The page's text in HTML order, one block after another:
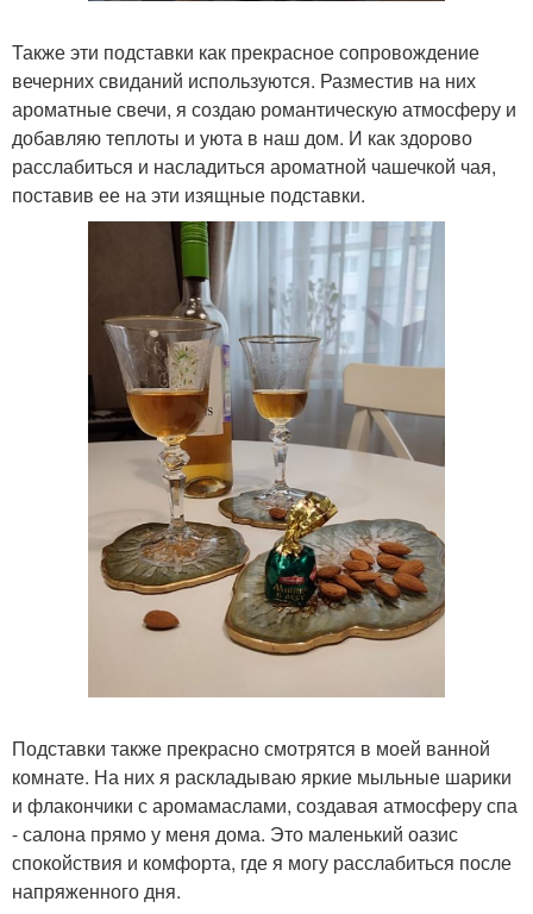
Также эти подставки как прекрасное сопровождение
вечерних свиданий используются. Разместив на них
ароматные свечи, я создаю романтическую атмосферу и
добавляю теплоты и уюта в наш дом. И как здорово
расслабиться и насладиться ароматной чашечкой чая,
поставив ее на эти изящные подставки.
Подставки также прекрасно смотрятся в моей ванной
комнате. На них я раскладываю яркие мыльные шарики
и флакончики с аромамаслами, создавая атмосферу спа
- салона прямо у меня дома. Это маленький оазис
спокойствия и комфорта, где я могу расслабиться после
напряженного дня.